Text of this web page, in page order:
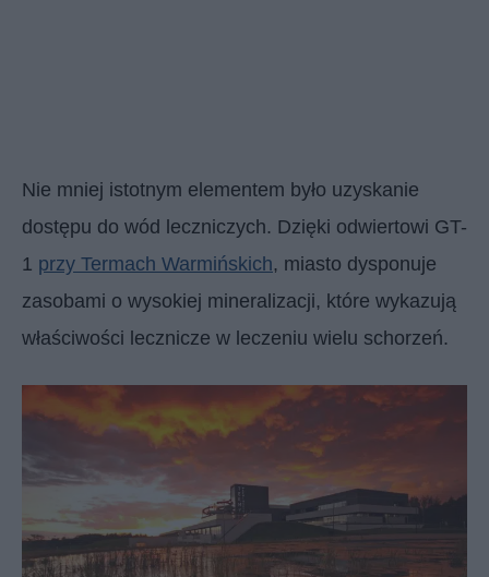
Nie mniej istotnym elementem było uzyskanie
dostępu do wód leczniczych. Dzięki odwiertowi GT-
1 przy Termach Warmińskich, miasto dysponuje
zasobami o wysokiej mineralizacji, które wykazują
właściwości lecznicze w leczeniu wielu schorzeń.